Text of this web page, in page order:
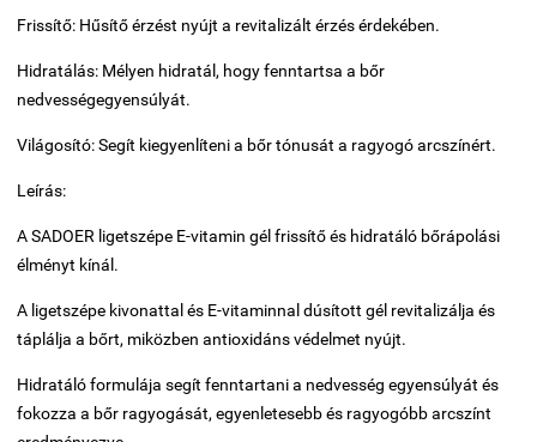
Frissítő: Hűsítő érzést nyújt a revitalizált érzés érdekében.
Hidratálás: Mélyen hidratál, hogy fenntartsa a bőr
nedvességegyensúlyát.
Világosító: Segít kiegyenlíteni a bőr tónusát a ragyogó arcszínért.
Leírás:
A SADOER ligetszépe E-vitamin gél frissítő és hidratáló bőrápolási
élményt kínál.
A ligetszépe kivonattal és E-vitaminnal dúsított gél revitalizálja és
táplálja a bőrt, miközben antioxidáns védelmet nyújt.
Hidratáló formulája segít fenntartani a nedvesség egyensúlyát és
fokozza a bőr ragyogását, egyenletesebb és ragyogóbb arcszínt